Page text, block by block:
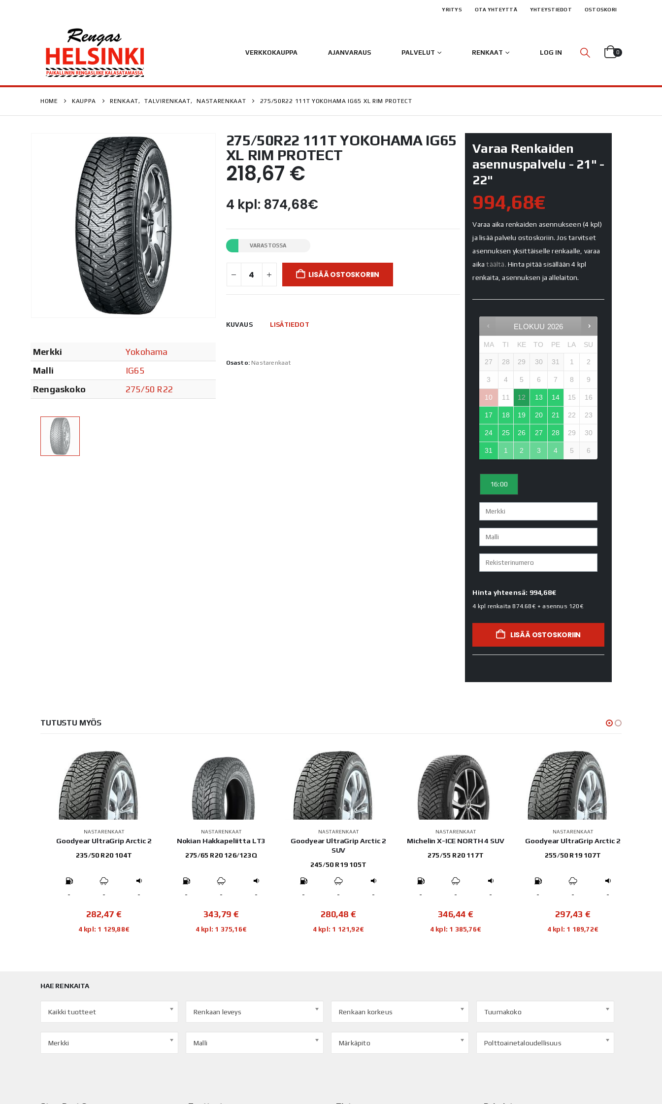
YRITYS OTA YHTEYTTÄ YHTEYSTIEDOT OSTOSKORI
VERKKOKAUPPA AJANVARAUS PALVELUT RENKAAT LOG IN 0
HOME KAUPPA RENKAAT, TALVIRENKAAT, NASTARENKAAT 275/50R22 111T YOKOHAMA IG65 XL RIM PROTECT
Merkki
Yokohama
Malli
IG65
Rengaskoko
275/50 R22
275/50R22 111T YOKOHAMA IG65
XL RIM PROTECT
218,67 €
4 kpl: 874,68€
VARASTOSSA
LISÄÄ OSTOSKORIIN
KUVAUS LISÄTIEDOT
Osasto: Nastarenkaat
Varaa Renkaiden
asennuspalvelu - 21" -
22"
994,68€
Varaa aika renkaiden asennukseen (4 kpl)
ja lisää palvelu ostoskoriin. Jos tarvitset
asennuksen yksittäiselle renkaalle, varaa
aikatäältä. Hinta pitää sisällään 4 kpl
renkaita, asennuksen ja allelaiton.
ELOKUU 2026
MA TI KE TO PE LA SU
27 28 29 30 31 1 2
3 4 5 6 7 8 9
10 11 12 13 14 15 16
17 18 19 20 21 22 23
24 25 26 27 28 29 30
31 1 2 3 4 5 6
16:00
Hinta yhteensä: 994,68€
4 kpl renkaita874.68€+ asennus 120€
LISÄÄ OSTOSKORIIN
TUTUSTU MYÖS
NASTARENKAAT
Goodyear UltraGrip Arctic 2
235/50 R20 104T
- - -
282,47 €
4 kpl: 1 129,88€
NASTARENKAAT
Nokian Hakkapeliitta LT3
275/65 R20 126/123Q
- - -
343,79 €
4 kpl: 1 375,16€
NASTARENKAAT
Goodyear UltraGrip Arctic 2
SUV
245/50 R19 105T
- - -
280,48 €
4 kpl: 1 121,92€
NASTARENKAAT
Michelin X-ICE NORTH 4 SUV
275/55 R20 117T
- - -
346,44 €
4 kpl: 1 385,76€
NASTARENKAAT
Goodyear UltraGrip Arctic 2
255/50 R19 107T
- - -
297,43 €
4 kpl: 1 189,72€
HAE RENKAITA
Kaikki tuotteet Renkaan leveys Renkaan korkeus Tuumakoko
Merkki Malli Märkäpito Polttoainetaloudellisuus